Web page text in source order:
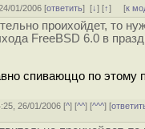
01/2006 [ответить][↓] [↑] [к
проихойдет, то
FreeBSD 6.0 в
спиваюццо по этому
26/01/2006 [^] [^^] [^^^] [